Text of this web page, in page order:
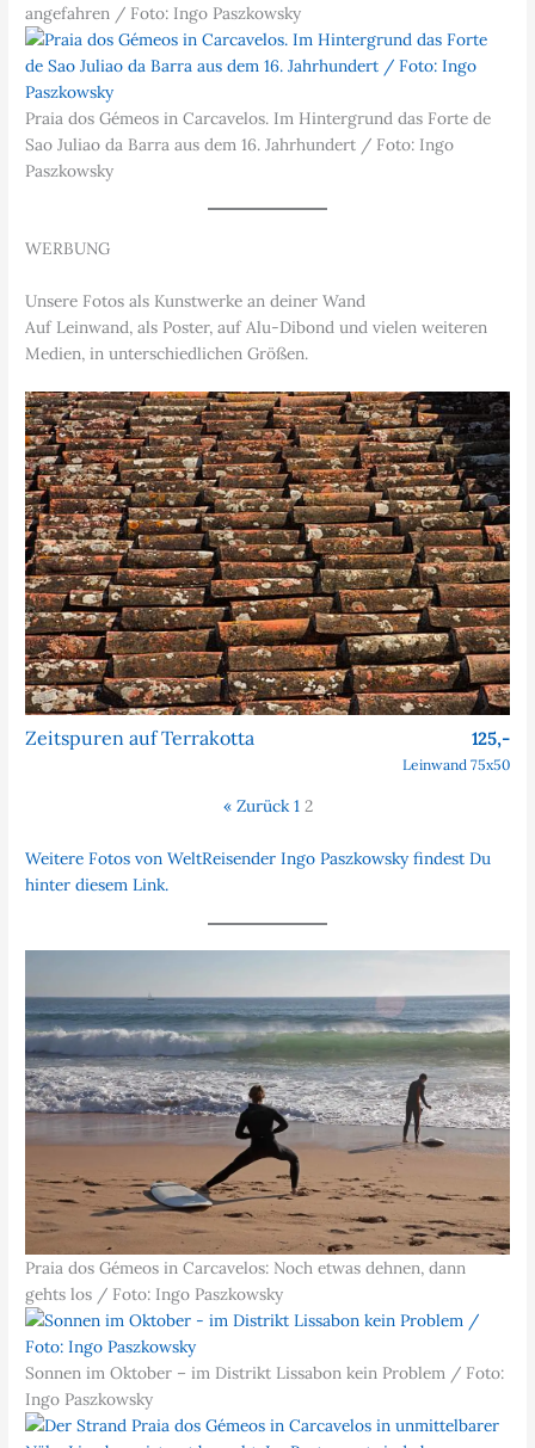
angefahren / Foto: Ingo Paszkowsky
Praia dos Gémeos in Carcavelos. Im Hintergrund das Forte de
Sao Juliao da Barra aus dem 16. Jahrhundert / Foto: Ingo
Paszkowsky
WERBUNG
Unsere Fotos als Kunstwerke an deiner Wand
Auf Leinwand, als Poster, auf Alu-Dibond und vielen weiteren
Medien, in unterschiedlichen Größen.
Zeitspuren auf Terrakotta 125,-
Leinwand 75x50
« Zurück 1 2
Weitere Fotos von WeltReisender Ingo Paszkowsky findest Du
hinter diesem Link.
Praia dos Gémeos in Carcavelos: Noch etwas dehnen, dann
gehts los / Foto: Ingo Paszkowsky
Sonnen im Oktober – im Distrikt Lissabon kein Problem / Foto:
Ingo Paszkowsky